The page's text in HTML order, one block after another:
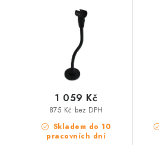
Line Light
Skladem do 10
pracovních dní
875 Kč bez DPH
1 059 Kč